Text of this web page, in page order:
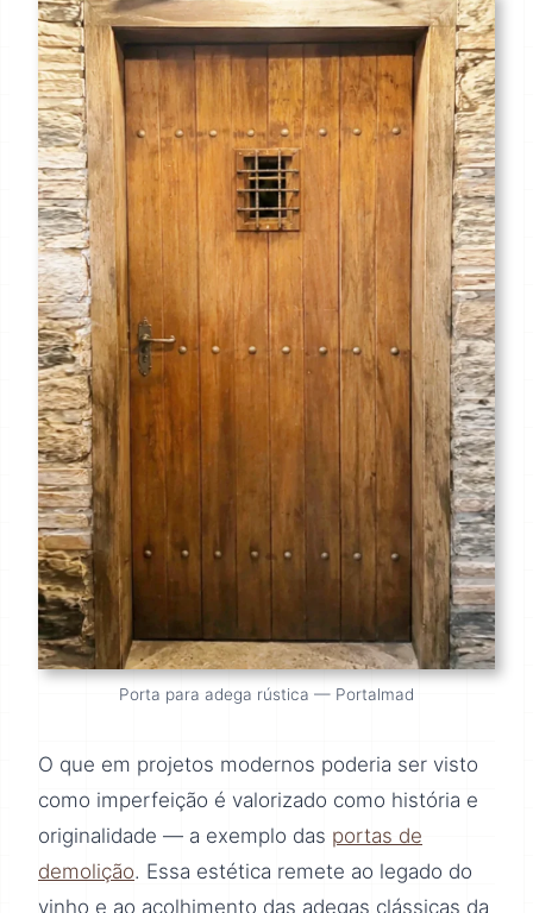
Porta para adega rústica — Portalmad
O que em projetos modernos poderia ser visto
como imperfeição é valorizado como história e
originalidade — a exemplo das portas de
demolição. Essa estética remete ao legado do
vinho e ao acolhimento das adegas clássicas da